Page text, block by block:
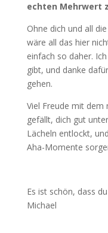
echten Mehrwert
Ohne dich und all
wäre all das hier
einfach so daher.
gibt, und danke
gehen.
Viel Freude mit dem
gefällt, dich gut
Lächeln entlockt,
Aha-Momente
Es ist schön, dass
Michael